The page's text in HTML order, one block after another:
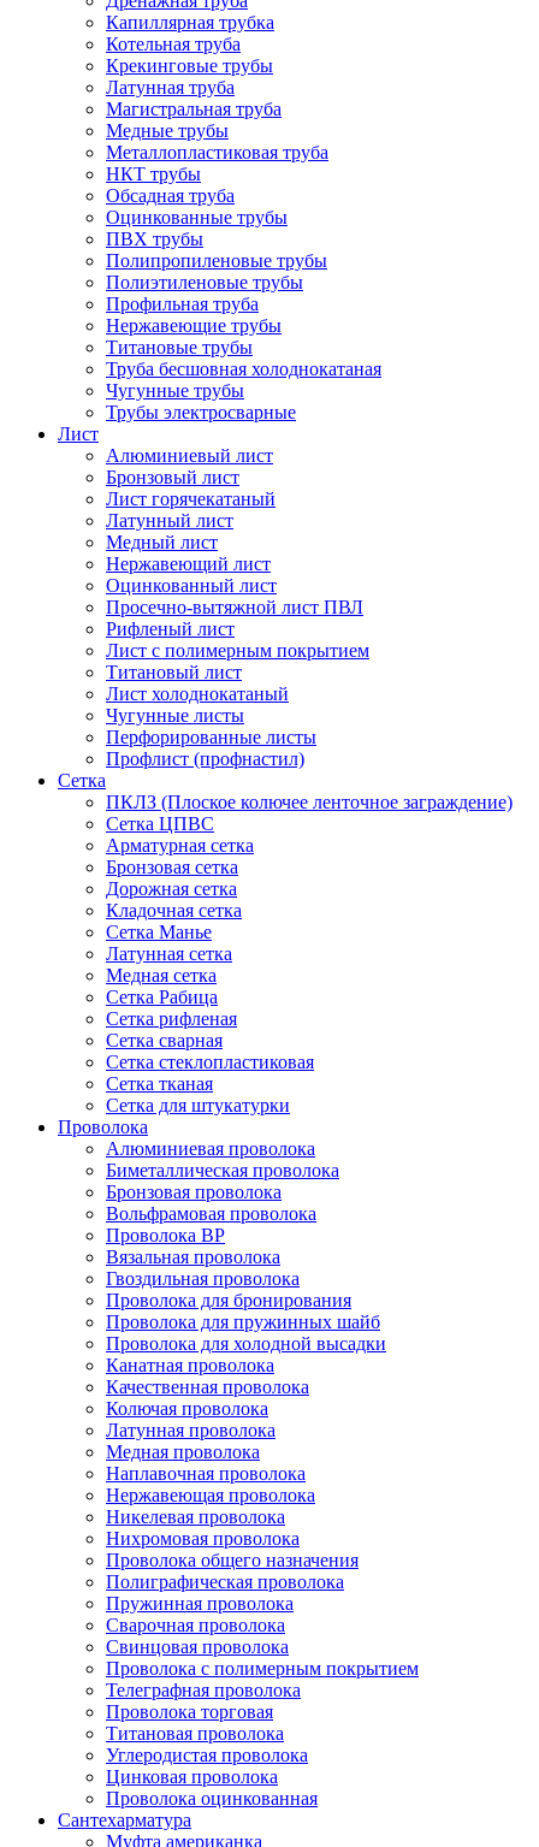
Капиллярная трубка
Котельная труба
Крекинговые трубы
Латунная труба
Магистральная труба
Медные трубы
Металлопластиковая труба
НКТ трубы
Обсадная труба
Оцинкованные трубы
ПВХ трубы
Полипропиленовые трубы
Полиэтиленовые трубы
Профильная труба
Нержавеющие трубы
Титановые трубы
Труба бесшовная холоднокатаная
Чугунные трубы
Трубы электросварные
Лист
Алюминиевый лист
Бронзовый лист
Лист горячекатаный
Латунный лист
Медный лист
Нержавеющий лист
Оцинкованный лист
Просечно-вытяжной лист ПВЛ
Рифленый лист
Лист с полимерным покрытием
Титановый лист
Лист холоднокатаный
Чугунные листы
Перфорированные листы
Профлист (профнастил)
Сетка
ПКЛЗ (Плоское колючее ленточное заграждение)
Сетка ЦПВС
Арматурная сетка
Бронзовая сетка
Дорожная сетка
Кладочная сетка
Сетка Манье
Латунная сетка
Медная сетка
Сетка Рабица
Сетка рифленая
Сетка сварная
Сетка стеклопластиковая
Сетка тканая
Сетка для штукатурки
Проволока
Алюминиевая проволока
Биметаллическая проволока
Бронзовая проволока
Вольфрамовая проволока
Проволока ВР
Вязальная проволока
Гвоздильная проволока
Проволока для бронирования
Проволока для пружинных шайб
Проволока для холодной высадки
Канатная проволока
Качественная проволока
Колючая проволока
Латунная проволока
Медная проволока
Наплавочная проволока
Нержавеющая проволока
Никелевая проволока
Нихромовая проволока
Проволока общего назначения
Полиграфическая проволока
Пружинная проволока
Сварочная проволока
Свинцовая проволока
Проволока с полимерным покрытием
Телеграфная проволока
Проволока торговая
Титановая проволока
Углеродистая проволока
Цинковая проволока
Проволока оцинкованная
Сантехарматура
Муфта американка